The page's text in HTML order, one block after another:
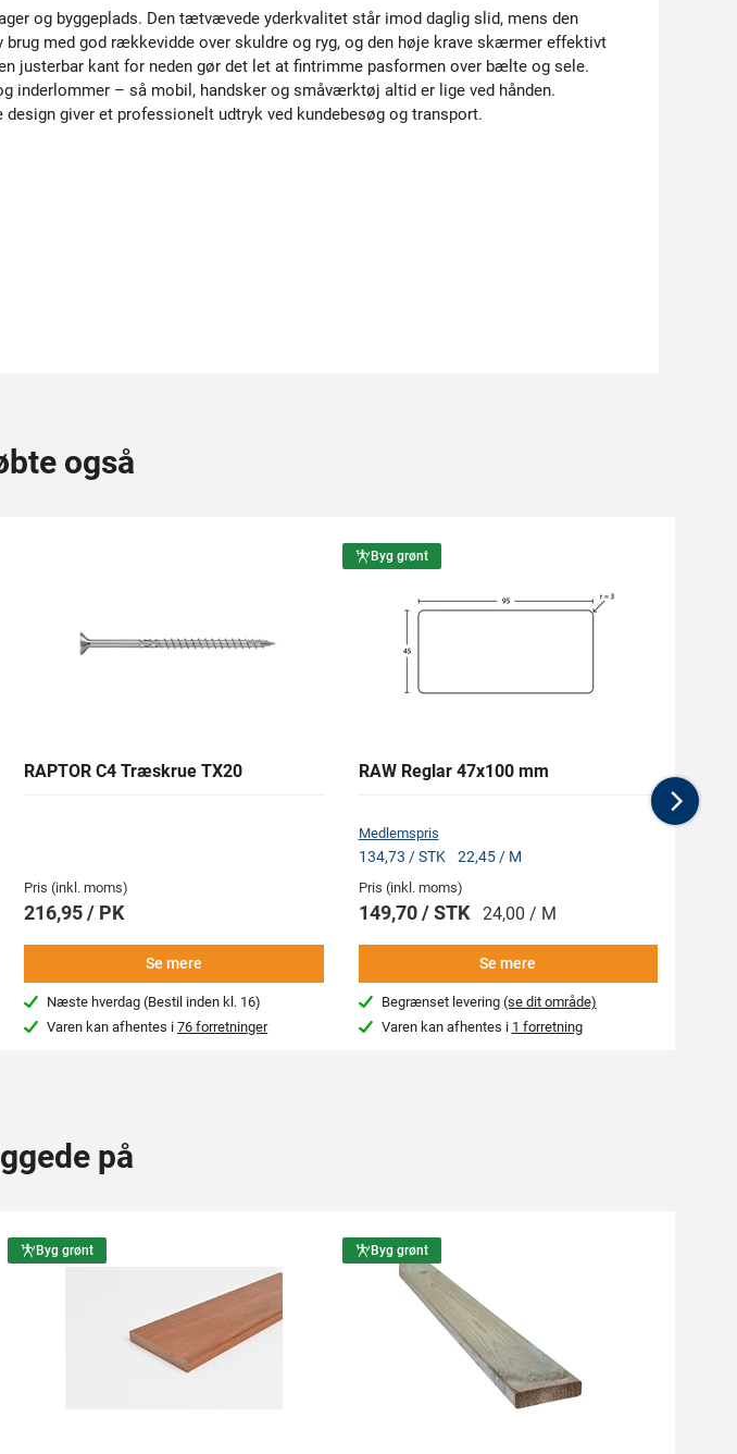
og byggeplads. Den tætvævede yderkvalitet står imod daglig slid, mens den
med god rækkevidde over skuldre og ryg, og den høje krave skærmer effektivt
justerbar kant for neden gør det let at fintrimme pasformen over bælte og sele.
inderlommer – så mobil, handsker og småværktøj altid er lige ved hånden.
giver et professionelt udtryk ved kundebesøg og transport.
også
RAPTOR C4 Træskrue TX20
Pris (inkl. moms)
216,95 / PK
Se mere
Næste hverdag (Bestil inden kl. 16)
Varen kan afhentes i76 forretninger
Byg grønt
RAW Reglar 47x100 mm
Medlemspris
134,73 / STK 22,45 / M
Pris (inkl. moms)
149,70 / STK 24,00 / M
Se mere
Begrænset levering (se dit område)
Varen kan afhentes i 1 forretning
på
Byg grønt Byg grønt